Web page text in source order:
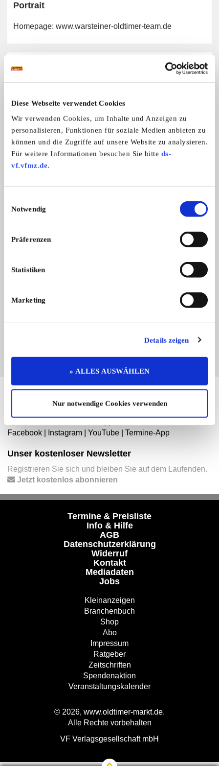
Diese Webseite verwendet Cookies
Wir verwenden Cookies, um Inhalte und Anzeigen zu
personalisieren, Funktionen für soziale Medien anbieten zu
können und die Zugriffe auf unsere Website zu analysieren.
Für weitere Informationen besuchen Sie bitte ds-
vf.vfmz.de.
Notwendig
Präferenzen
Statistiken
Marketing
Details zeigen
» ALLES AUSWÄHLEN
Nur notwendige Cookies verwenden
Portrait
Homepage: www.warsteiner-oldtimer-team.de
Allgemeine Angaben
Alle Marken
Alle Marken
Warsteiner Oldtimer Team e.V.
Sie vertreten dieses Unternehmen? Übernehmen Sie
ergänzen und für sich zu nutzen:
Facebook
Instagram YouTube Termine-App
Unser kostenloser Newsletter
Registrieren Sie sich und bleiben Sie auf dem Laufenden.
Jetzt kostenlos abonnieren
Termine & Preisliste
Info & Hilfe
AGB
Datenschutzerklärung
Widerruf
Kontakt
Mediadaten
Jobs
Kleinanzeigen
Branchenbuch
Shop
Abo
Impressum
Ratgeber
Zeitschriften
Spendenaktion
Veranstaltungskalender
© 2026, www.oldtimer-markt.de.
Alle Rechte vorbehalten
VF Verlagsgesellschaft mbH